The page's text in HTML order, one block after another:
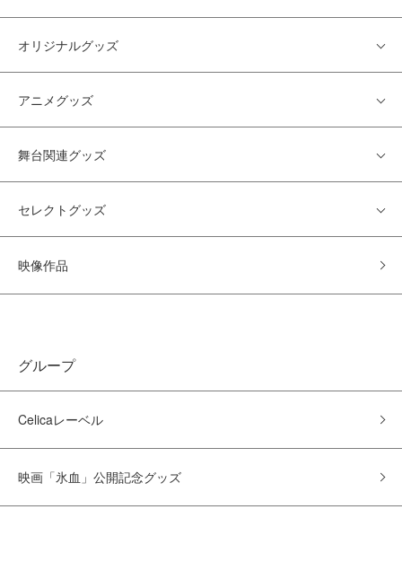
オリジナルグッズ
アニメグッズ
舞台関連グッズ
セレクトグッズ
映像作品
グループ
Celicaレーベル
映画「氷血」公開記念グッズ